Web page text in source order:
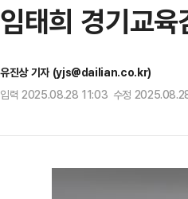
임태희 경기교
유진상 기자 (yjs@dailian.co.kr)
입력 2025.08.28 11:03 수정